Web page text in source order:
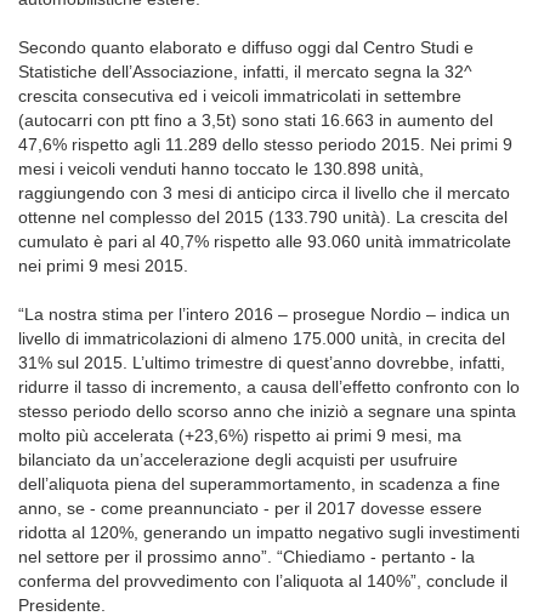
Secondo quanto elaborato e diffuso oggi dal Centro Studi e
Statistiche dell’Associazione, infatti, il mercato segna la 32^
crescita consecutiva ed i veicoli immatricolati in settembre
(autocarri con ptt fino a 3,5t) sono stati 16.663 in aumento del
47,6% rispetto agli 11.289 dello stesso periodo 2015. Nei primi 9
mesi i veicoli venduti hanno toccato le 130.898 unità,
raggiungendo con 3 mesi di anticipo circa il livello che il mercato
ottenne nel complesso del 2015 (133.790 unità). La crescita del
cumulato è pari al 40,7% rispetto alle 93.060 unità immatricolate
nei primi 9 mesi 2015.
“La nostra stima per l’intero 2016 – prosegue Nordio – indica un
livello di immatricolazioni di almeno 175.000 unità, in crecita del
31% sul 2015. L’ultimo trimestre di quest’anno dovrebbe, infatti,
ridurre il tasso di incremento, a causa dell’effetto confronto con lo
stesso periodo dello scorso anno che iniziò a segnare una spinta
molto più accelerata (+23,6%) rispetto ai primi 9 mesi, ma
bilanciato da un’accelerazione degli acquisti per usufruire
dell’aliquota piena del superammortamento, in scadenza a fine
anno, se - come preannunciato - per il 2017 dovesse essere
ridotta al 120%, generando un impatto negativo sugli investimenti
nel settore per il prossimo anno”. “Chiediamo - pertanto - la
conferma del provvedimento con l’aliquota al 140%”, conclude il
Presidente.